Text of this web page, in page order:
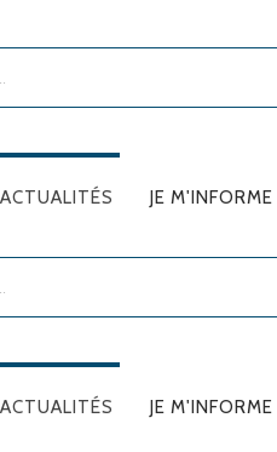
ACTUALITÉS JE M'INFORME
RECEVOIR
REÇUS FISCAUX
ACTUALITÉS JE M'INFORME